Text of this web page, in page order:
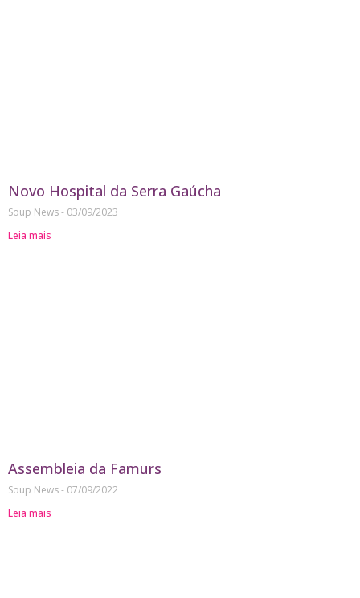
Novo Hospital da Serra Gaúcha
Soup News
03/09/2023
Leia mais
Assembleia da Famurs
Soup News
07/09/2022
Leia mais